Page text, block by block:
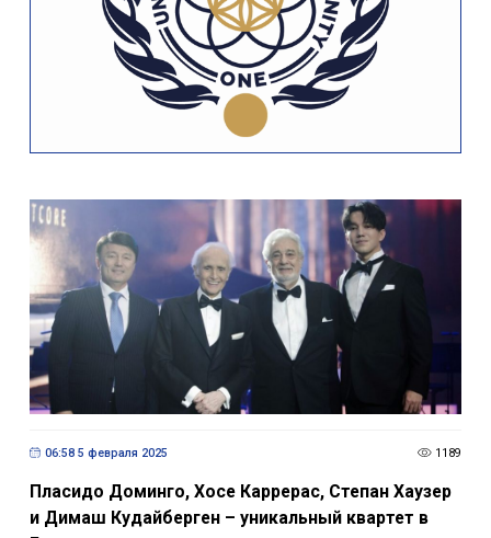
06:58 5 февраля 2025 1189
Пласидо Доминго, Хосе Каррерас, Степан Хаузер
и Димаш Кудайберген – уникальный квартет в